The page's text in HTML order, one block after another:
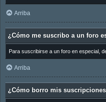
Arriba
¿Cómo me suscribo a un foro
Para suscribirse a un foro en especial,
Arriba
¿Cómo borro mis